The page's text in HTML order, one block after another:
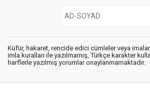
Küfür, hakaret, rencide edici cümleler veya
imla kuralları ile yazılmamış, Türkçe karakter
harflerle yazılmış yorumlar onaylanmamaktadır.